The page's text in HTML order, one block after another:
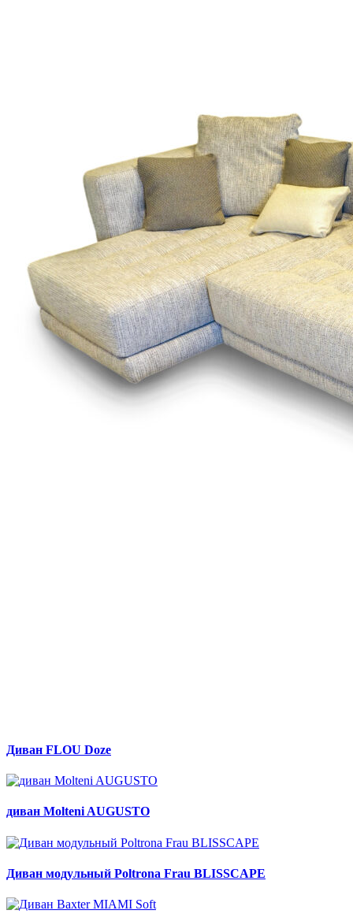
Диван FLOU Doze
диван Molteni AUGUSTO
Диван модульный Poltrona Frau BLISSCAPE